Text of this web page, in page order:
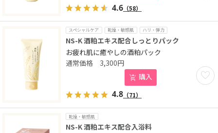
4.6 （58）
スペシャルケア 乾燥・敏感肌 ハリ・弾力
NS-K 酒粕エキス配合しっとりパック
お疲れ肌に癒やしの酒粕パック
お気
3,300円
購入
4.8 （71）
乾燥・敏感肌
NS-K 酒粕エキス配合入浴料